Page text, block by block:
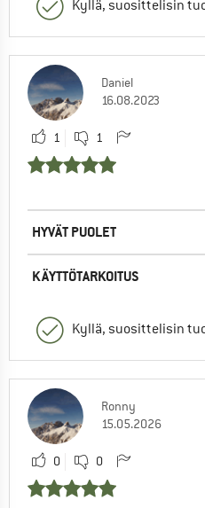
Kyllä, suosittelisin
Daniel
16.08.2023
1 1
HYVÄT PUOLET
KÄYTTÖTARKOITUS
Kyllä, suosittelisin
Ronny
15.05.2026
0 0